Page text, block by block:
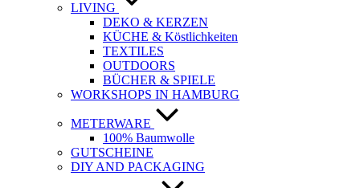
LIVING
DEKO & KERZEN
KÜCHE & Köstlichkeiten
TEXTILES
OUTDOORS
BÜCHER & SPIELE
WORKSHOPS IN HAMBURG
METERWARE
100% Baumwolle
GUTSCHEINE
DIY AND PACKAGING